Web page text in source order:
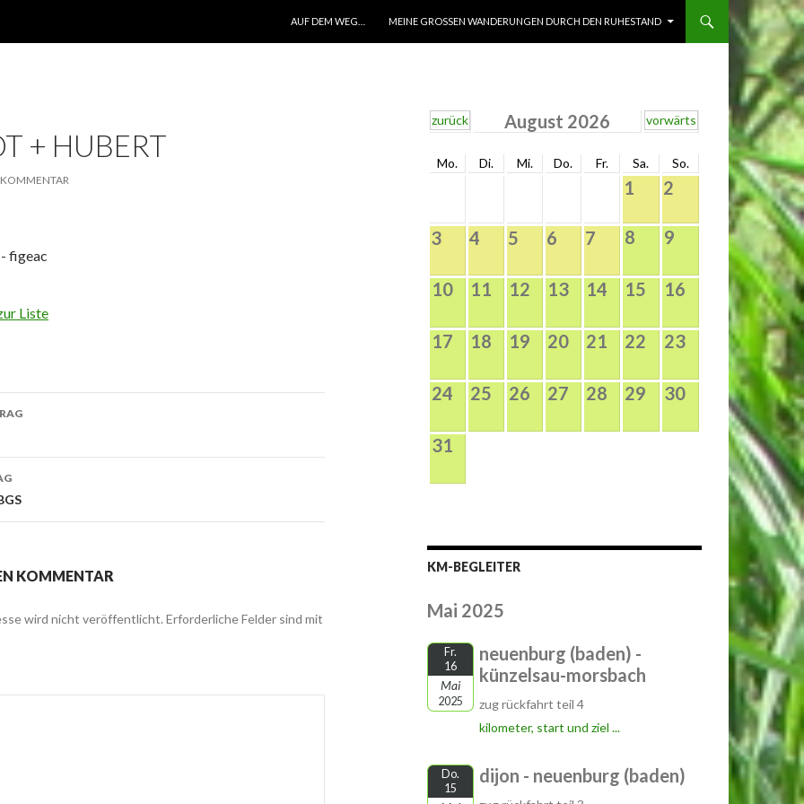
AUF DEM WEG…
MEINE GROSSEN WANDERUNGEN DURCH DEN RUHESTAND
+ HUBERT
KOMMENTAR
figeac
Liste
KOMMENTAR
wird nicht veröffentlicht. Erforderliche Felder sind mit
zurück August 2026 vorwärts
Mo. Di. Mi. Do. Fr. Sa. So.
1 2
3 4 5 6 7 8 9
10 11 12 13 14 15 16
17 18 19 20 21 22 23
24 25 26 27 28 29 30
31
KM-BEGLEITER
Mai 2025
Fr.
16
Mai
2025
neuenburg (baden) -
künzelsau-morsbach
zug rückfahrt teil 4
kilometer, start und ziel ...
Do.
15
dijon - neuenburg (baden)